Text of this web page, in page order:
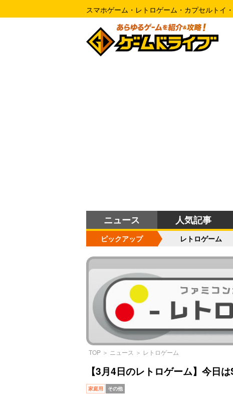
スマホゲーム・レトロゲーム・カプセルトイ
ニュース 人気記事
ピックアップ レトロゲーム
TOP ＞ ニュース ＞ レトロゲーム
【3月4日のレトロゲーム】今日
家庭用 その他